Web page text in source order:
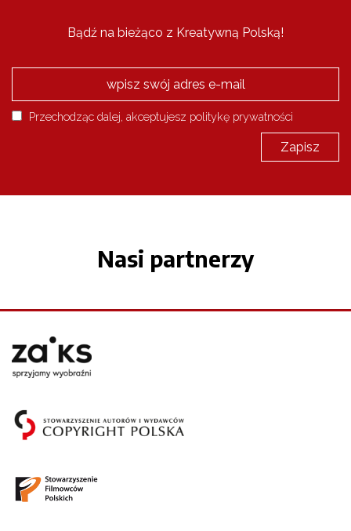
Bądź na bieżąco z Kreatywną Polską!
Przechodząc dalej, akceptujesz politykę prywatności
Nasi partnerzy